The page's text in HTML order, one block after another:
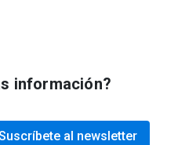
información?
al newsletter